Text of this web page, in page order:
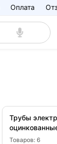
Оплата
Трубы
Товаров: 6